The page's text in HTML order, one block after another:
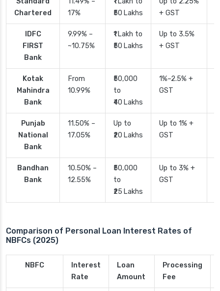
Chartered
17%
₹50 Lakhs
+ GST
IDFC
FIRST
Bank
9.99% –
~10.75%
₹1 Lakh to
₹50 Lakhs
Up to 3.5%
+ GST
Kotak
Mahindra
Bank
From
10.99%
₹50,000
to
₹40 Lakhs
1%–2.5% +
GST
Punjab
National
Bank
11.50% –
17.05%
Up to
₹20 Lakhs
Up to 1% +
GST
Bandhan
Bank
10.50% –
12.55%
₹50,000
to
₹25 Lakhs
Up to 3% +
GST
Comparison of Personal Loan Interest Rates of
NBFCs (2025)
NBFC
Interest
Rate
Loan
Amount
Processing
Fee